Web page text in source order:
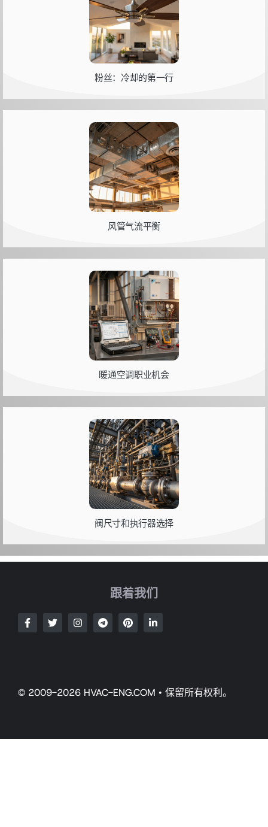
粉丝：冷却的第一行
风管气流平衡
暖通空调职业机会
阀尺寸和执行器选择
跟着我们
© 2009-2026 HVAC-ENG.COM • 保留所有权利。